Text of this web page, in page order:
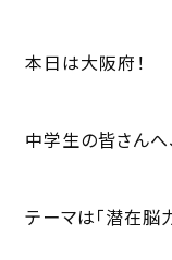
本日は大阪府！
中学生の皆さんへ
テーマは「潜在脳